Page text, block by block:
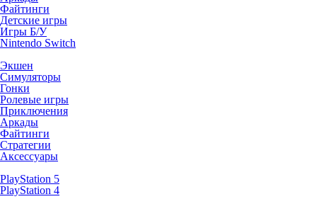
Файтинги
Детские игры
Игры Б/У
Nintendo Switch
Экшен
Симуляторы
Гонки
Ролевые игры
Приключения
Аркады
Файтинги
Стратегии
Аксессуары
PlayStation 5
PlayStation 4